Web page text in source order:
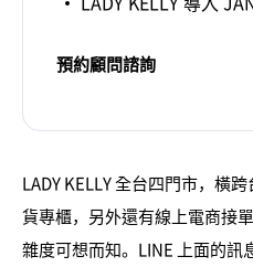
預約顧問諮詢
LADY KELLY 全台四門市，橫
貨專櫃，另外還有線上電商接
雜度可想而知。LINE 上面的